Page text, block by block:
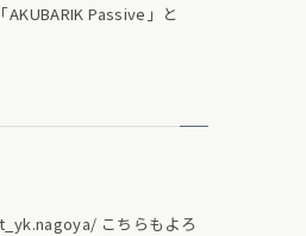
Passive」と
こちらもよろ